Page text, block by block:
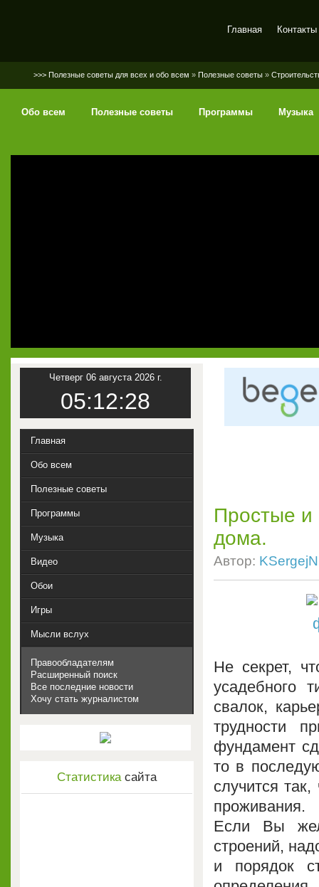
Главная Контакты
>>> Полезные советы для всех и обо всем » Полезные советы »
Обо всем Полезные советы Программы Музыка
Простые
дома.
Автор: KSergejN
Не секрет,
усадебного
свалок,
трудности
фундамент
то в
случится
проживания.
Если Вы
строений,
и порядок
Четверг 06 августа 2026 г.
05:12:29
Главная
Обо всем
Полезные советы
Программы
Музыка
Видео
Обои
Игры
Мысли вслух
Правообладателям
Расширенный поиск
Все последние новости
Хочу стать журналистом
Статистикасайта